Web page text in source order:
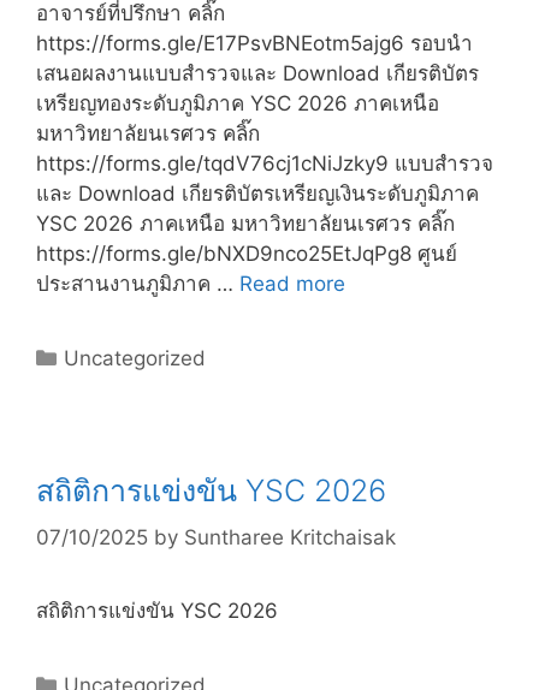
อาจารย์ที่ปรึกษา คลิ๊ก
https://forms.gle/E17PsvBNEotm5ajg6 รอบนำ
เสนอผลงานแบบสำรวจและ Download เกียรติบัตร
เหรียญทองระดับภูมิภาค YSC 2026 ภาคเหนือ
มหาวิทยาลัยนเรศวร คลิ๊ก
https://forms.gle/tqdV76cj1cNiJzky9 แบบสำรวจ
และ Download เกียรติบัตรเหรียญเงินระดับภูมิภาค
YSC 2026 ภาคเหนือ มหาวิทยาลัยนเรศวร คลิ๊ก
https://forms.gle/bNXD9nco25EtJqPg8 ศูนย์
ประสานงานภูมิภาค … Read more
Uncategorized
สถิติการแข่งขัน YSC 2026
07/10/2025 by Suntharee Kritchaisak
สถิติการแข่งขัน YSC 2026
Uncategorized